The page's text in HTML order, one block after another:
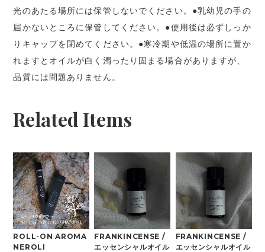
光のあたる場所には保管しないでください。●乳幼児の手の
届かないところに保管してください。●使用後は必ずしっか
りキャップを閉めてください。●寒冷期や低温の場所に置か
れますとオイルが白く濁ったり固まる場合がありますが、
品質には問題ありません。
Related Items
ROLL-ON AROMA
NEROLI
FRANKINCENSE /
エッセンシャルオイル
FRANKINCENSE /
エッセンシャルオイル